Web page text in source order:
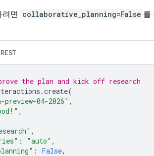
면 collaborative_planning=False 를
REST
the plan and kick off research
.create(
preview-04-2026" ,
,
,
: "auto" ,
: False,